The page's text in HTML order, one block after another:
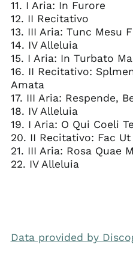
11. I Aria: In Furore
12. II Recitativo
13. III Aria: Tunc Mesu
14. IV Alleluia
15. I Aria: In Turbato
16. II Recitativo:
Amata
17. III Aria: Respende,
18. IV Alleluia
19. I Aria: O Qui Coeli
20. II Recitativo: Fac
21. III Aria: Rosa Quae
22. IV Alleluia
Data provided by